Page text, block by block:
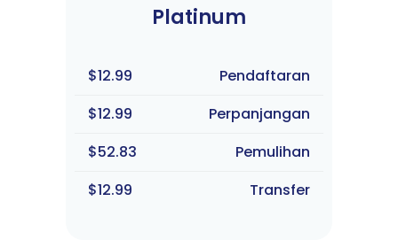
Platinum
$12.99
Pendaftaran
$12.99
Perpanjangan
$52.83
Pemulihan
$12.99
Transfer